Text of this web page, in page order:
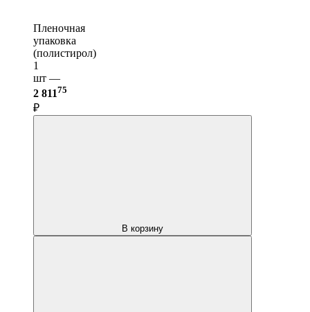
Пленочная
упаковка
(полистирол)
1
шт —
2 81175
₽
В корзину